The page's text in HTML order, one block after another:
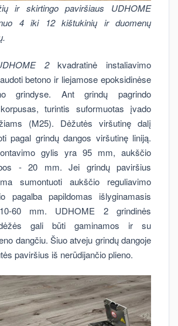
ir skirtingo paviršiaus
UDHOME
4 iki 12 kištukinių ir duomenų
2kvadratinė instaliavimo
betono ir liejamose epoksidinėse
grindyse. Ant grindų pagrindo
turintis suformuotas įvado
(M25). Dėžutės viršutinę dalį
pagal grindų dangos viršutinę liniją.
gylis yra 95 mm, aukščio
- 20 mm. Jei grindų paviršius
sumontuoti aukščio reguliavimo
pagalba papildomas išlyginamasis
60 mm. UDHOME 2 grindinės
dėžės gali būti gaminamos ir su
dangčiu. Šiuo atveju grindų dangoje
paviršius iš nerūdijančio plieno.